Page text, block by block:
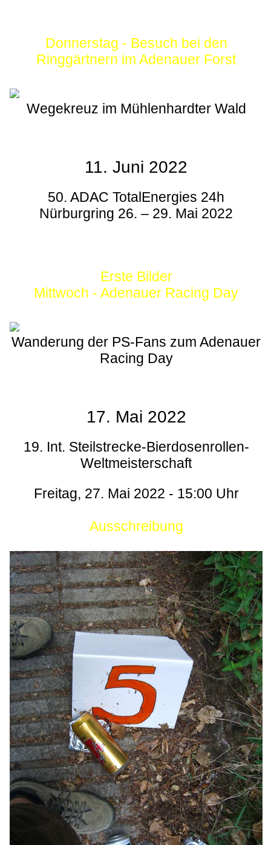
Donnerstag - Besuch bei den
Ringgärtnern im Adenauer Forst
Wegekreuz im Mühlenhardter Wald
11. Juni 2022
50. ADAC TotalEnergies 24h
Nürburgring 26. – 29. Mai 2022
Erste Bilder
Mittwoch - Adenauer Racing Day
Wanderung der PS-Fans zum Adenauer
Racing Day
17. Mai 2022
19. Int. Steilstrecke-Bierdosenrollen-
Weltmeisterschaft
Freitag, 27. Mai 2022 - 15:00 Uhr
Ausschreibung